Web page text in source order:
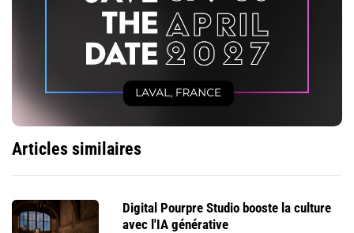
Articles similaires
Digital Pourpre Studio booste la culture
avec l'IA générative